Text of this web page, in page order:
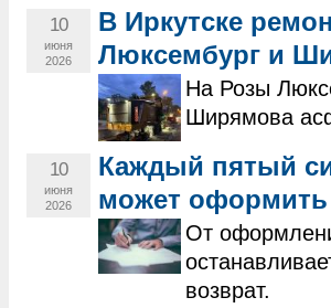
10
июня
2026
В Иркутске
Люксембург и
На Розы
Ширямова
10
июня
2026
Каждый пятый
может
От
возврат.